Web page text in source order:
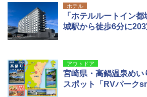
ーズ メッシュ 5人用
テント PATCW-200B
￥15,990
￥3,180
ホテル
「ホテルルートイン
城駅から徒歩6分に
アウトドア
宮崎県・高鍋温泉めい
スポット「RVパーク